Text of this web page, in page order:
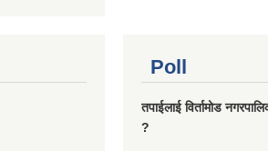
Poll
तपाईलाई विर्तामोड
?